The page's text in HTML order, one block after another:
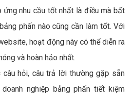
ứng nhu cầu tốt nhất là điều mà bất
phấn nào cũng cần làm tốt. Với
hoạt động này có thể diễn ra
và hoàn hảo nhất.
câu hỏi, câu trả lời thường gặp sẵn
nghiệp bảng phấn tiết kiệm